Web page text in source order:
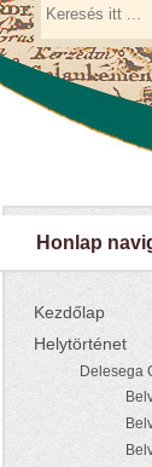
Honlap
Kezdőlap
Helytörténet
Delesega